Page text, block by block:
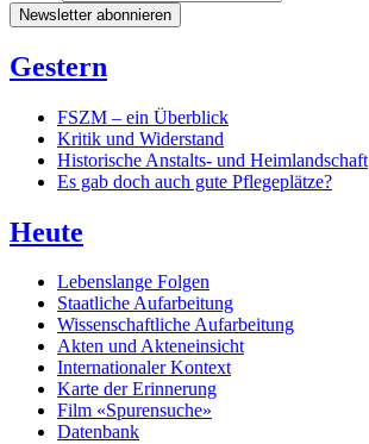
Newsletter abonnieren
Gestern
FSZM – ein Überblick
Kritik und Widerstand
Historische Anstalts- und Heimlandschaft
Es gab doch auch gute Pflegeplätze?
Heute
Lebenslange Folgen
Staatliche Aufarbeitung
Wissenschaftliche Aufarbeitung
Akten und Akteneinsicht
Internationaler Kontext
Karte der Erinnerung
Film «Spurensuche»
Datenbank